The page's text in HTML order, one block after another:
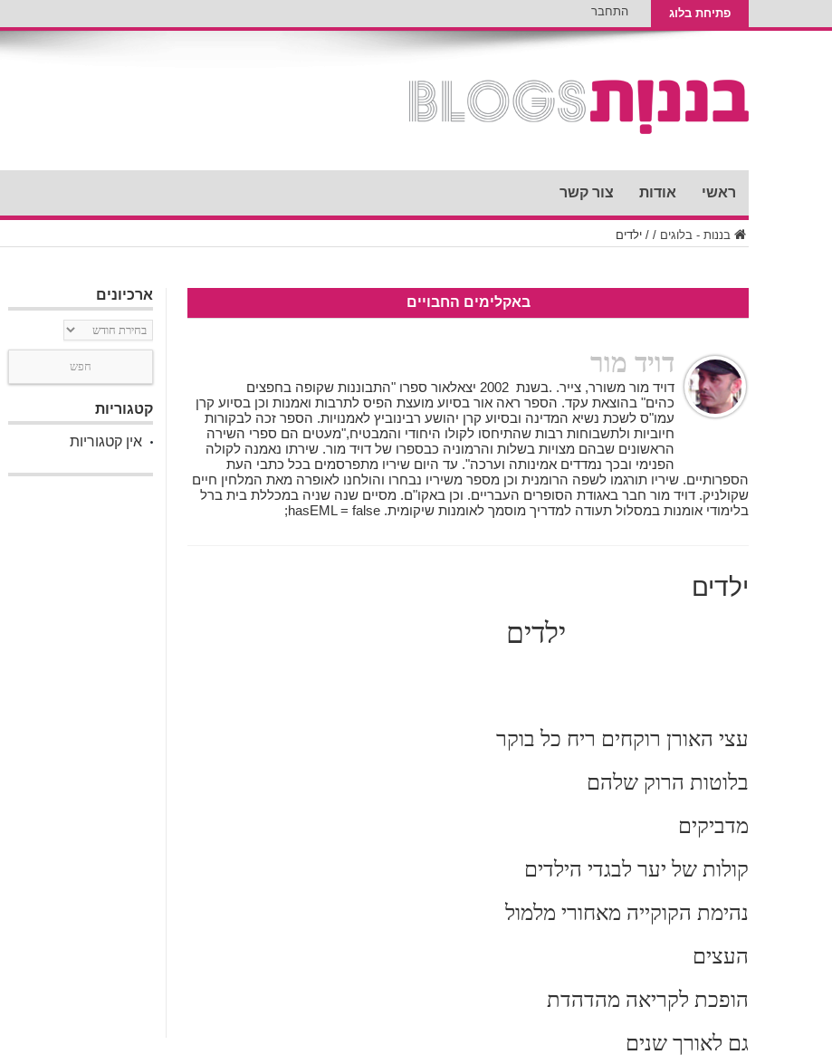
פתיחת בלוג התחבר
ראשי אודות צור קשר
בננות - בלוגים /
/ ילדים
באקלימים החבויים
דויד מור
דויד מור משורר, צייר. .בשנת 2002 יצאלאור ספרו "התבוננות שקופה בחפצים
כהים" בהוצאת עקד. הספר ראה אור בסיוע מועצת הפיס לתרבות ואמנות וכן בסיוע קרן
עמו"ס לשכת נשיא המדינה ובסיוע קרן יהושע רבינוביץ לאמנויות. הספר זכה לבקורות
חיוביות ולתשבוחות רבות שהתיחסו לקולו היחודי והמבטיח,"מעטים הם ספרי השירה
הראשונים שבהם מצויות בשלות והרמוניה כבספרו של דויד מור. שירתו נאמנה לקולה
הפנימי ובכך נמדדים אמינותה וערכה". עד היום שיריו מתפרסמים בכל כתבי העת
הספרותיים. שיריו תורגמו לשפה הרומנית וכן מספר משיריו נבחרו והולחנו לאופרה מאת המלחין חיים
שקולניק. דויד מור חבר באגודת הסופרים העבריים. וכן באקו"ם. מסיים שנה שניה במכללת בית ברל
בלימודי אומנות במסלול תעודה למדריך מוסמך לאומנות שיקומית. hasEML = false;
ילדים
ילדים
עצי האורן רוקחים ריח כל בוקר
בלוטות הרוק שלהם
מדביקים
קולות של יער לבגדי הילדים
נהימת הקוקייה מאחורי מלמול
העצים
הופכת לקריאה מהדהדת
גם לאורך שנים
ארכיונים
ארכיונים
קטגוריות
אין קטגוריות